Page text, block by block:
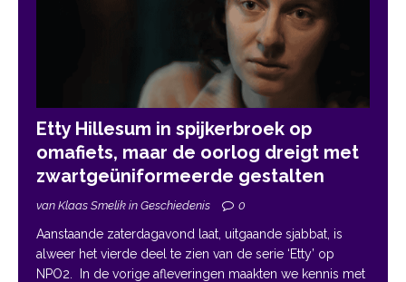
Etty Hillesum in spijkerbroek op
omafiets, maar de oorlog dreigt met
zwartgeüniformeerde gestalten
van Klaas Smelik in Geschiedenis 0
Aanstaande zaterdagavond laat, uitgaande sjabbat, is
alweer het vierde deel te zien van de serie ‘Etty’ op
NPO2. In de vorige afleveringen maakten we kennis met